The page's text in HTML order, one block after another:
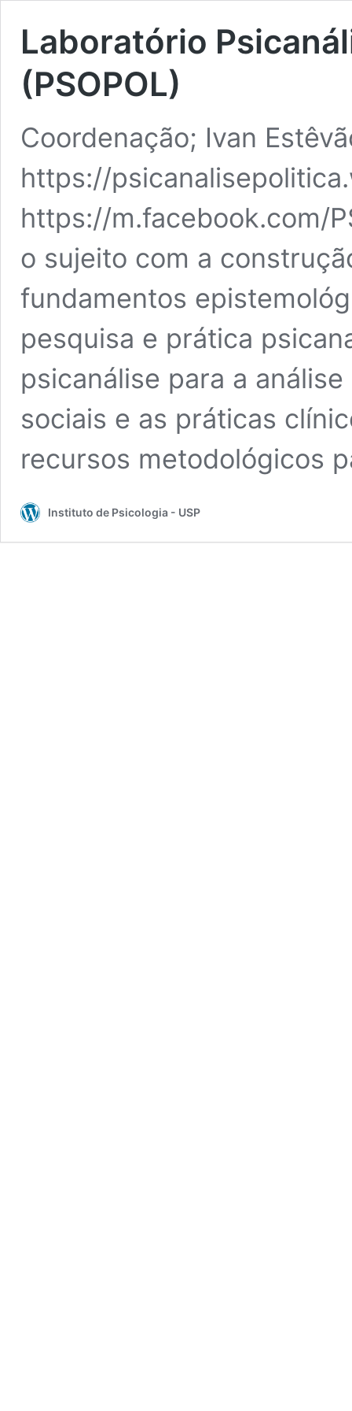
Laboratório
(PSOPOL)
Coordenação; Ivan
https://
https://m.facebook.com/
o sujeito com a
fundamentos
pesquisa e prática
psicanálise para a
sociais e as práticas
recursos metodológicos
Instituto de Psicologia - USP